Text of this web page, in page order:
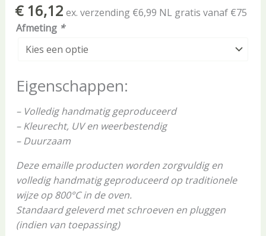
€16,12 ex. verzending €6,99 NL gratis vanaf €75
Afmeting *
Eigenschappen:
– Volledig handmatig geproduceerd
– Kleurecht, UV en weerbestendig
– Duurzaam
Deze emaille producten worden zorgvuldig en
volledig handmatig geproduceerd op traditionele
wijze op 800°C in de oven.
Standaard geleverd met schroeven en pluggen
(indien van toepassing)